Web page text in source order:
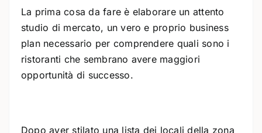
La prima cosa da fare è elaborare un attento
studio di mercato, un vero e proprio business
plan necessario per comprendere quali sono i
ristoranti che sembrano avere maggiori
opportunità di successo.
Dopo aver stilato una lista dei locali della zona